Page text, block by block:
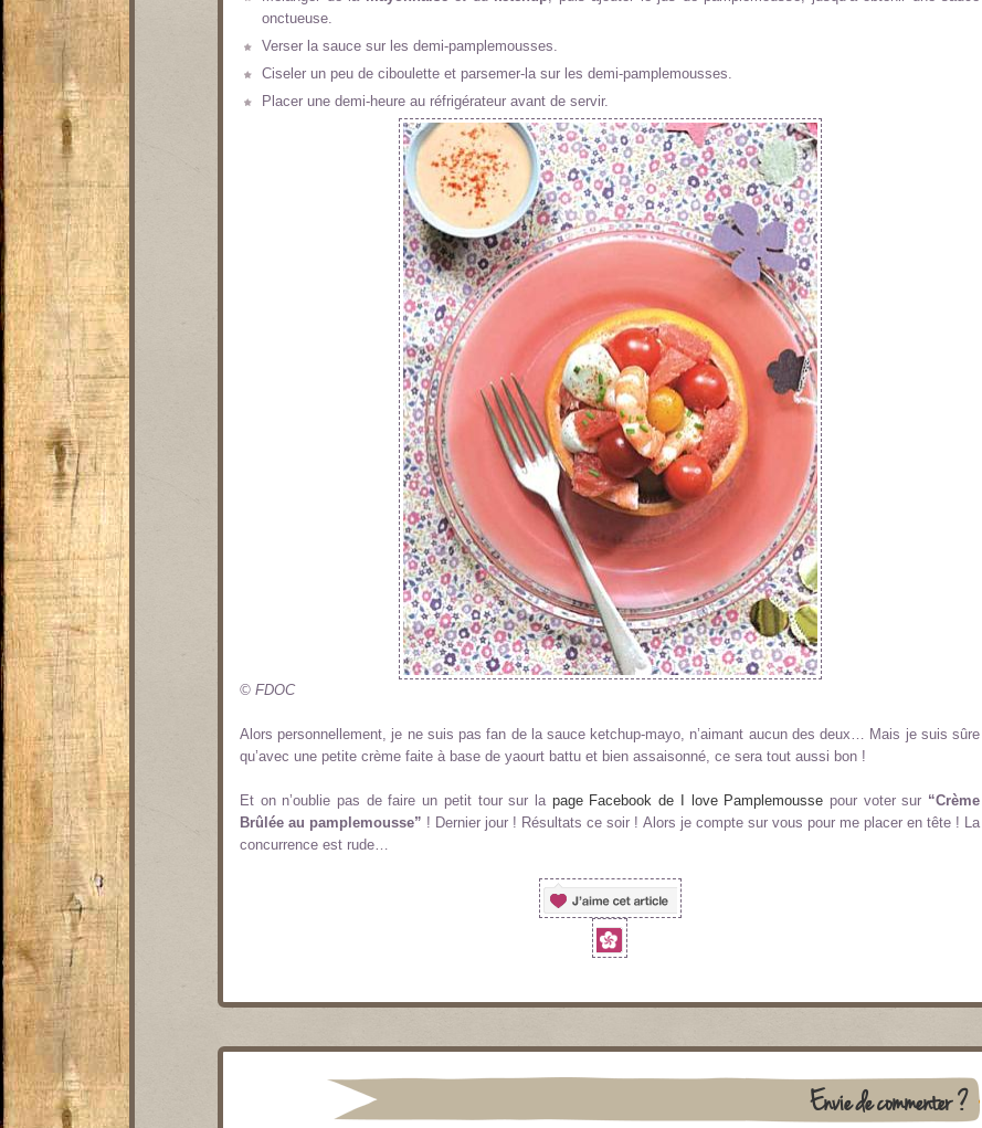
onctueuse.
Verser la sauce sur les demi-pamplemousses.
Ciseler un peu de ciboulette et parsemer-la sur les demi-pamplemousses.
Placer une demi-heure au réfrigérateur avant de servir.
© FDOC
Alors personnellement, je ne suis pas fan de la sauce ketchup-mayo, n’aimant aucun des deux… Mais je suis sûre
qu’avec une petite crème faite à base de yaourt battu et bien assaisonné, ce sera tout aussi bon !
Et on n’oublie pas de faire un petit tour sur la page Facebook de I love Pamplemousse pour voter sur “Crème
Brûlée au pamplemousse” ! Dernier jour ! Résultats ce soir ! Alors je compte sur vous pour me placer en tête ! La
concurrence est rude…
Envie de commenter ?